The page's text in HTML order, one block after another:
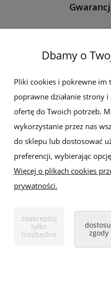
O
Zapisz się do newslettera,
Handlowa 1,
Tel:
+48 17 853 90 49
Dbamy o
Pliki cookies i pokrewne im
poprawne działanie strony
ofertę do Twoich potrzeb.
wykorzystanie przez nas
do sklepu lub dostosować
preferencji, wybierając
Więcej o plikach cookies
prywatności.
zaakceptuj
tylko
niezbędne
zgody